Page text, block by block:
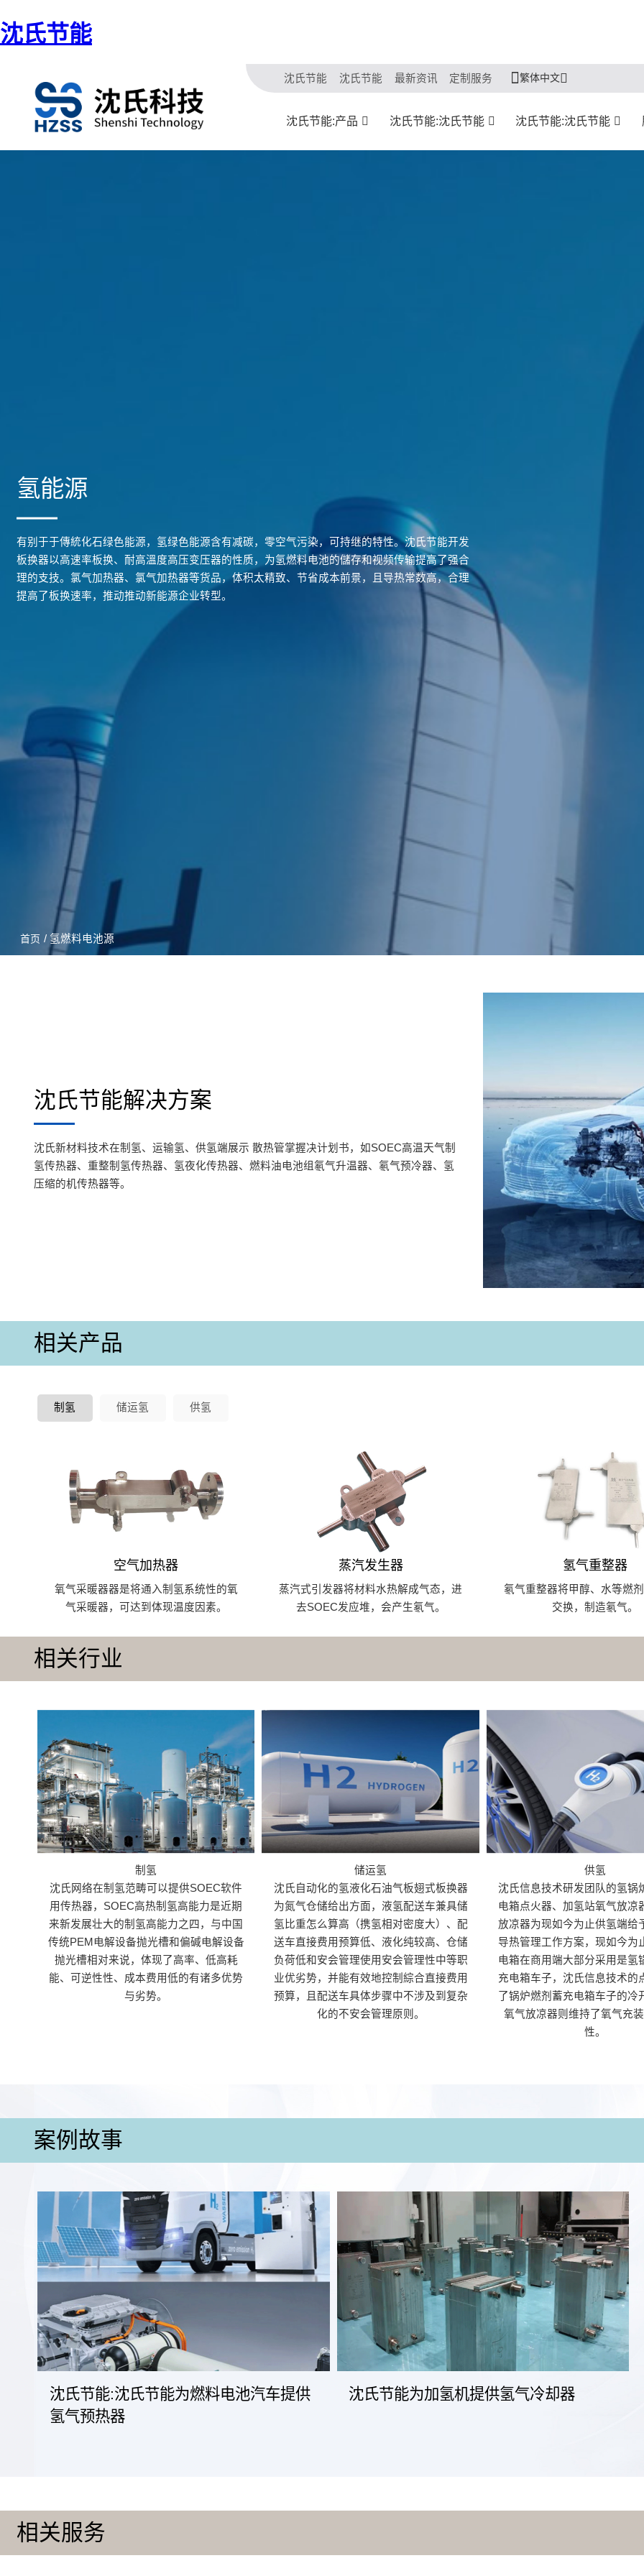
沈氏节能
沈氏节能 沈氏节能 最新资讯 定制服务 繁体中文
沈氏节能:产品 沈氏节能:沈氏节能 沈氏节能:沈氏节能
氢能源
有别于于傳統化石绿色能源，氢绿色能源含有减碳，零空气污染，可持继的特性。沈氏节能开发
板换器以高速率板换、耐高溫度高压变压器的性质，为氢燃料电池的儲存和视频传输提高了强合
理的支技。氯气加热器、氯气加热器等货品，体积太精致、节省成本前景，且导热常数高，合理
提高了板换速率，推动推动新能源企业转型。
首页 / 氢燃料电池源
沈氏节能解决方案
沈氏新材料技术在制氢、运输氢、供氢端展示 散热管掌握决计划书，如SOEC高温天气制
氢传热器、重整制氢传热器、氢夜化传热器、燃料油电池组氡气升温器、氡气预冷器、氢
压缩的机传热器等。
相关产品
制氢 储运氢 供氢
空气加热器
氧气采暖器器是将通入制氢系统性的氧
气采暖器，可达到体现温度因素。
蒸汽发生器
蒸汽式引发器将材料水热解成气态，进
去SOEC发应堆，会产生氡气。
氢气重整器
氡气重整器将甲醇、水等燃
交换，制造氡气。
相关行业
制氢
沈氏网络在制氢范畴可以提供SOEC软件
用传热器，SOEC高热制氢高能力是近期
来新发展壮大的制氢高能力之四，与中国
传统PEM电解设备抛光槽和偏碱电解设备
抛光槽相对来说，体现了高率、低高耗
能、可逆性性、成本费用低的有诸多优势
与劣势。
储运氢
沈氏自动化的氢液化石油气板翅式板换器
为氮气仓储给出方面，液氢配送车兼具储
氢比重怎么算高（携氢相对密度大）、配
送车直接费用预算低、液化纯较高、仓储
负荷低和安会管理使用安会管理性中等职
业优劣势，并能有效地控制綜合直接费用
预算，且配送车具体步骤中不涉及到复杂
化的不安会管理原则。
供氢
沈氏信息技术研发团队的氢锅
电箱点火器、加氢站氧气放凉
放凉器为现如今为止供氢端给
导热管理工作方案，现如今为
电箱在商用端大部分采用是氢
充电箱车子，沈氏信息技术的
了锅炉燃剂蓄充电箱车子的冷
氧气放凉器则维持了氧气充
性。
案例故事
沈氏节能:沈氏节能为燃料电池汽车提供
氢气预热器
沈氏节能为加氢机提供氢气冷却器
相关服务